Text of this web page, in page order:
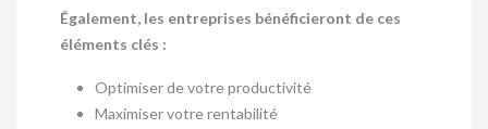
Également, les entreprises bénéficieront de ces
éléments clés :
Optimiser de votre productivité
Maximiser votre rentabilité